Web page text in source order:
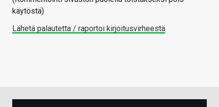
käytöstä)
Lähetä palautetta / raportoi kirjoitusvirheestä